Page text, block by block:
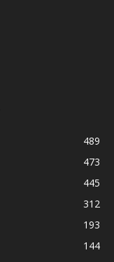
489
473
445
312
193
144